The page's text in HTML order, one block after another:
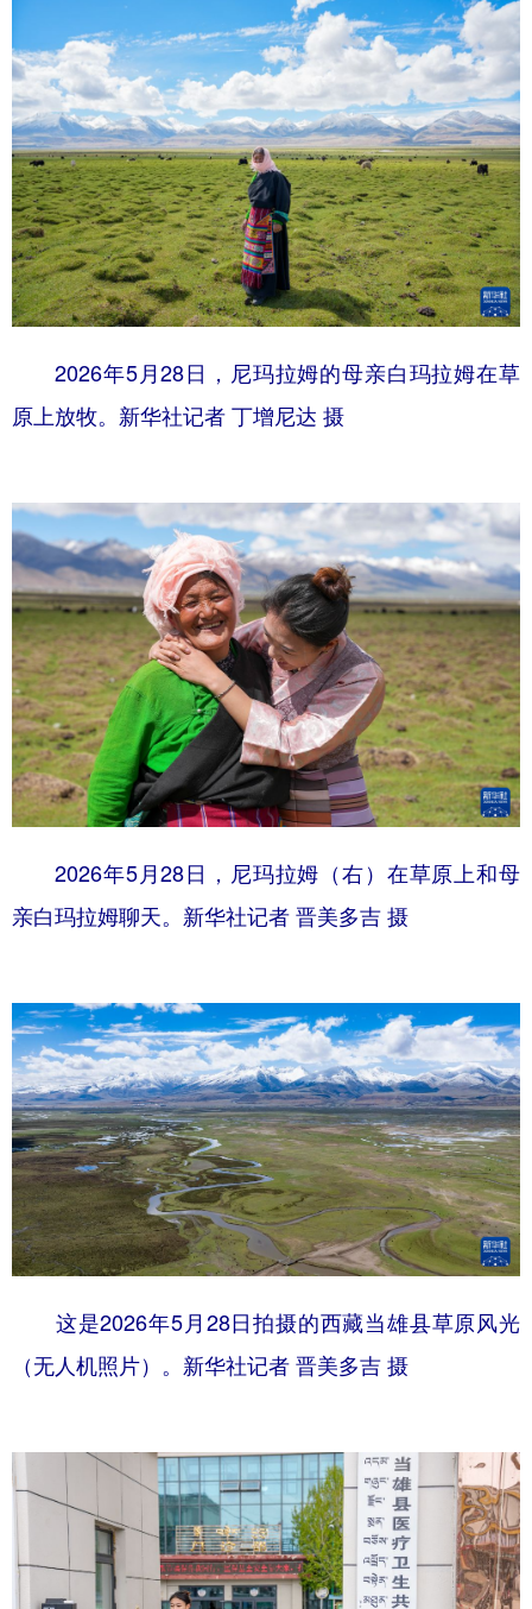
2026年5月28日，尼玛拉姆的母亲白玛拉姆在草
原上放牧。新华社记者 丁增尼达 摄
2026年5月28日，尼玛拉姆（右）在草原上和母
亲白玛拉姆聊天。新华社记者 晋美多吉 摄
这是2026年5月28日拍摄的西藏当雄县草原风光
（无人机照片）。新华社记者 晋美多吉 摄